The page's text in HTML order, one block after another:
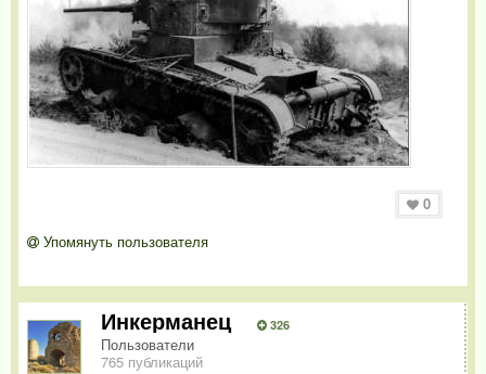
0
Упомянуть пользователя
Инкерманец 326
Пользователи
765 публикаций